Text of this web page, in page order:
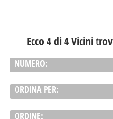
Ecco 4 di 4 Vicini
NUMERO:
ORDINA PER:
ORDINE: